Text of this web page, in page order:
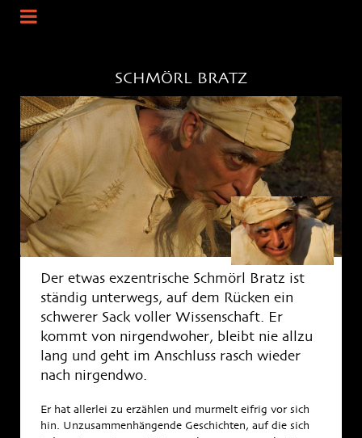
SCHMÖRL BRATZ
Der etwas exzentrische Schmörl Bratz ist
ständig unterwegs, auf dem Rücken ein
schwerer Sack voller Wissenschaft. Er
kommt von nirgendwoher, bleibt nie allzu
lang und geht im Anschluss rasch wieder
nach nirgendwo.
Er hat allerlei zu erzählen und murmelt eifrig vor sich
hin. Unzusammenhängende Geschichten, auf die sich